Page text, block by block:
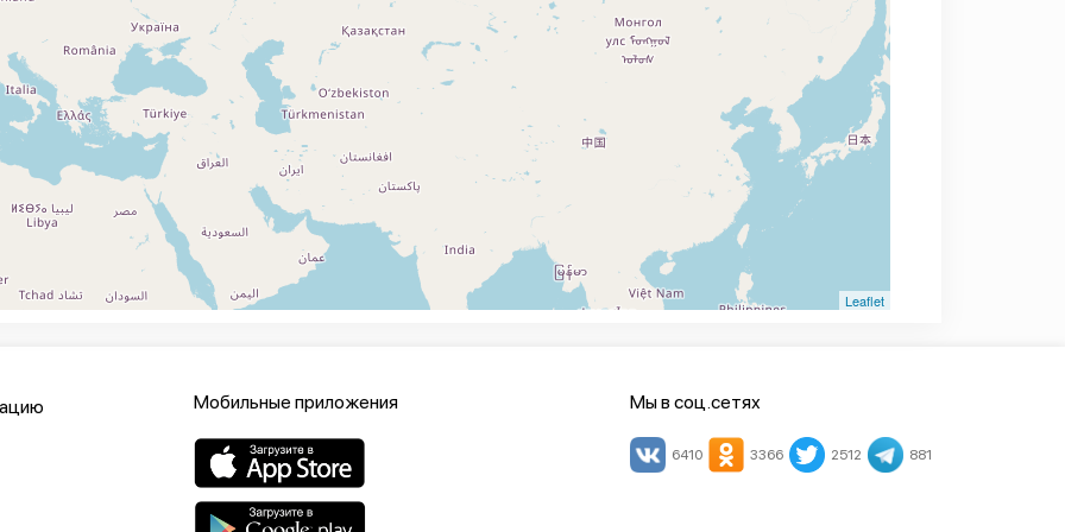
Leaflet
Мобильные приложения Мы в соц.сетях
6410 3366 2512 881